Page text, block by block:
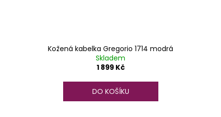
Kožená kabelka Gregorio 1714 modrá
Skladem
1 899 Kč
DO KOŠÍKU